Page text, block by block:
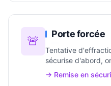
🚨 Porte forcée
Tentative
sécurise d'abord,
→ Remise en